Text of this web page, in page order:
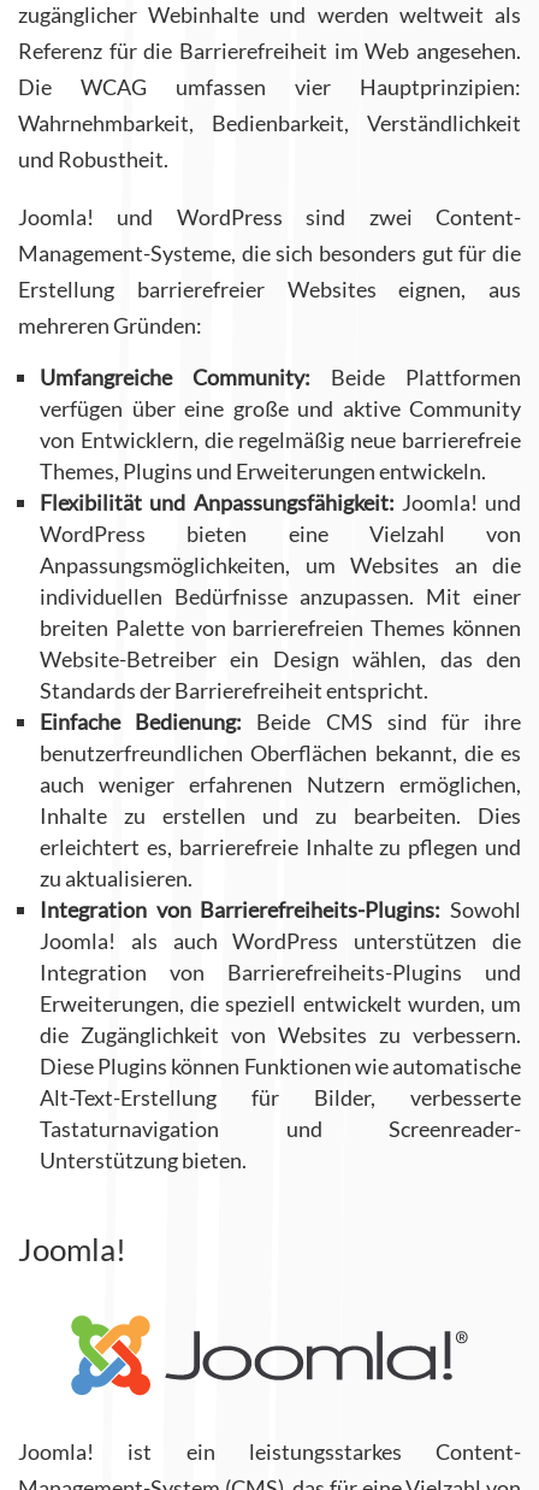
zugänglicher Webinhalte und werden weltweit als
Referenz für die Barrierefreiheit im Web angesehen.
Die WCAG umfassen vier Hauptprinzipien:
Wahrnehmbarkeit, Bedienbarkeit, Verständlichkeit
und Robustheit.
Joomla! und WordPress sind zwei Content-
Management-Systeme, die sich besonders gut für die
Erstellung barrierefreier Websites eignen, aus
mehreren Gründen:
Umfangreiche Community: Beide Plattformen
verfügen über eine große und aktive Community
von Entwicklern, die regelmäßig neue barrierefreie
Themes, Plugins und Erweiterungen entwickeln.
Flexibilität und Anpassungsfähigkeit: Joomla! und
WordPress bieten eine Vielzahl von
Anpassungsmöglichkeiten, um Websites an die
individuellen Bedürfnisse anzupassen. Mit einer
breiten Palette von barrierefreien Themes können
Website-Betreiber ein Design wählen, das den
Standards der Barrierefreiheit entspricht.
Einfache Bedienung: Beide CMS sind für ihre
benutzerfreundlichen Oberflächen bekannt, die es
auch weniger erfahrenen Nutzern ermöglichen,
Inhalte zu erstellen und zu bearbeiten. Dies
erleichtert es, barrierefreie Inhalte zu pflegen und
zu aktualisieren.
Integration von Barrierefreiheits-Plugins: Sowohl
Joomla! als auch WordPress unterstützen die
Integration von Barrierefreiheits-Plugins und
Erweiterungen, die speziell entwickelt wurden, um
die Zugänglichkeit von Websites zu verbessern.
Diese Plugins können Funktionen wie automatische
Alt-Text-Erstellung für Bilder, verbesserte
Tastaturnavigation und Screenreader-
Unterstützung bieten.
Joomla!
Joomla! ist ein leistungsstarkes Content-